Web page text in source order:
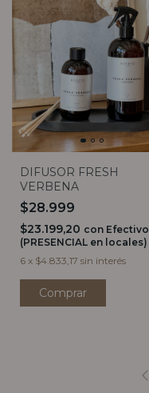
DIFUSOR FRESH
VERBENA
$28.999
$23.199,20 con Efectivo
(PRESENCIAL en locales)
6 x $4.833,17 sin interés